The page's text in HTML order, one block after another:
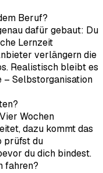
Beruf?
dafür gebaut: Du
Lernzeit
verlängern die
Realistisch bleibt es
– Selbstorganisation
Wochen
dazu kommt das
prüfst du
du dich bindest.
fahren?